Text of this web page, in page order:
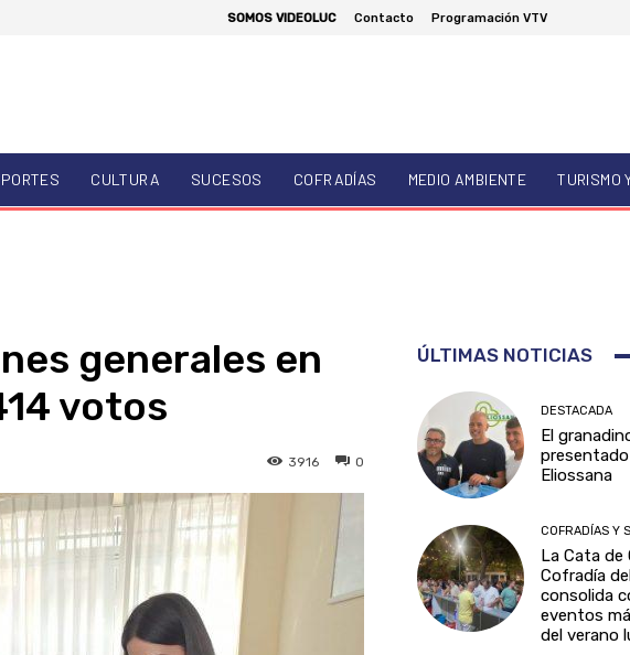
SOMOS VIDEOLUC Contacto Programación VTV
CULTURA SUCESOS COFRADÍAS MEDIO AMBIENTE TURISMO
generales en
votos
0
3916
ÚLTIMAS NOTICIAS
DESTACADA
El
Eliossana
COFRADÍAS Y
La Cata de
Cofradía
consolida
eventos
del verano